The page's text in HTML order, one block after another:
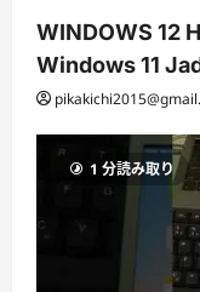
WINDOWS 12
Windows 11
1 分読み取り